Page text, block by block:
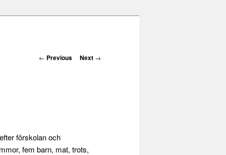
Post navigation
← Previous Next →
förskolan och
fem barn, mat, trots,